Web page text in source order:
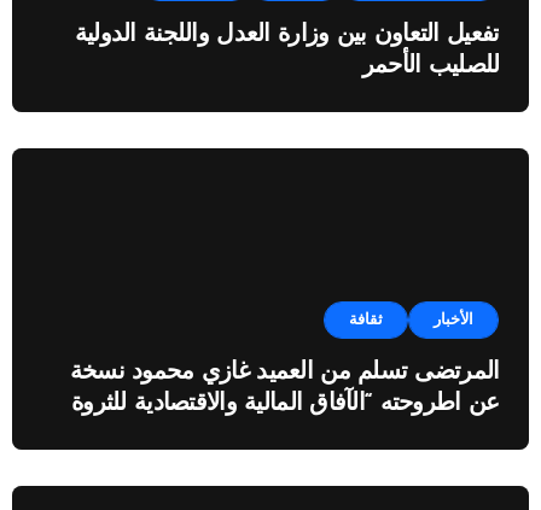
تفعيل التعاون بين وزارة العدل واللجنة الدولية
للصليب الأحمر
الأخبار ثقافة
المرتضى تسلم من العميد غازي محمود نسخة
عن اطروحته “الآفاق المالية والاقتصادية للثروة